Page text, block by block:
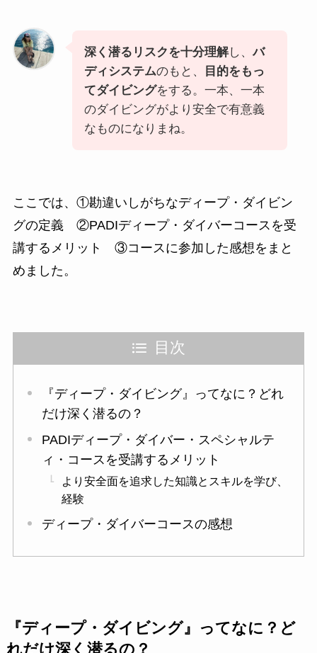
深く潜るリスクを十分理解し、バ
ディシステムのもと、
目的をもっ
てダイビングをする。一本、一本
のダイビングがより安全で有意義
なものになりまね。
ここでは、①勘違いしがちなディープ・ダイビン
グの定義 ②PADIディープ・ダイバーコースを受
講するメリット ③コースに参加した感想をまと
めました。
目次
『ディープ・ダイビング』ってなに？どれ
だけ深く潜るの？
PADIディープ・ダイバー・スペシャルテ
ィ・コースを受講するメリット
より安全面を追求した知識とスキルを学び、
経験
ディープ・ダイバーコースの感想
『ディープ・ダイビング』ってなに？ど
れだけ深く潜るの？